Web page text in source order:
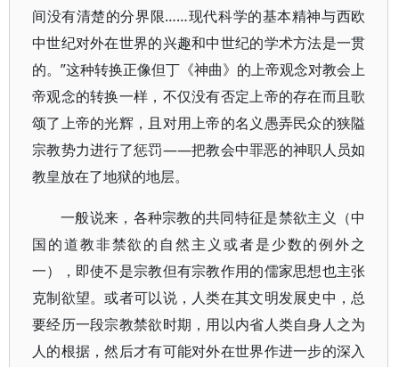
间没有清楚的分界限……现代科学的基本精神与西欧
中世纪对外在世界的兴趣和中世纪的学术方法是一贯
的。”这种转换正像但丁《神曲》的上帝观念对教会上
帝观念的转换一样，不仅没有否定上帝的存在而且歌
颂了上帝的光辉，且对用上帝的名义愚弄民众的狭隘
宗教势力进行了惩罚——把教会中罪恶的神职人员如
教皇放在了地狱的地层。
一般说来，各种宗教的共同特征是禁欲主义（中
国的道教非禁欲的自然主义或者是少数的例外之
一），即使不是宗教但有宗教作用的儒家思想也主张
克制欲望。或者可以说，人类在其文明发展史中，总
要经历一段宗教禁欲时期，用以内省人类自身人之为
人的根据，然后才有可能对外在世界作进一步的深入